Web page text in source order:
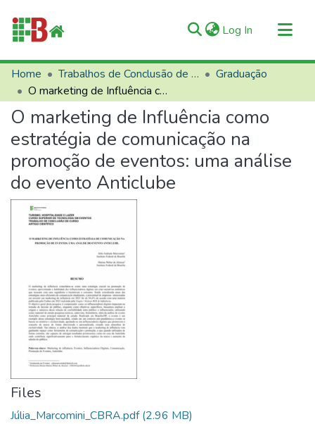
Log In (current)
Communities & Collections
All of RIIFB
Manuals and Terms
Statistics
About RIIFB
Help
Contacts
Home Trabalhos de Conclusão de Curso (TCCs)
Graduação
O marketing de Influência como estratégia de comunicação na promoção de eventos: uma análise do evento Anticlube
O marketing de Influência como
estratégia de comunicação na
promoção de eventos: uma análise
do evento Anticlube
Files
Júlia_Marcomini_CBRA.pdf(2.96 MB)